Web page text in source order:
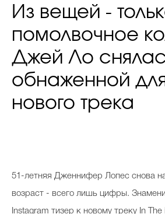
Из вещей -
помолвочное
Джей Ло
обнаженной
нового трека
51-летняя Дженнифер Лопес снова
возраст - всего лишь цифры.
Instagram тизер к новому треку In